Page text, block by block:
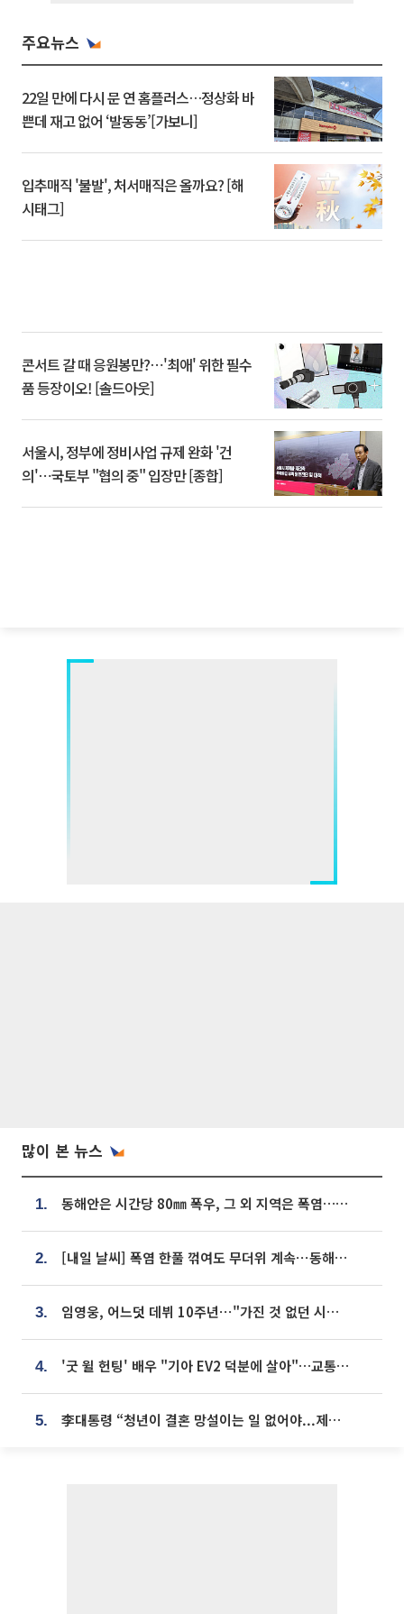
주요뉴스
22일 만에 다시 문 연 홈플러스…정상화 바
쁜데 재고 없어 ‘발동동’[가보니]
입추매직 '불발', 처서매직은 올까요? [해
시태그]
콘서트 갈 때 응원봉만?⋯'최애' 위한 필수
품 등장이오! [솔드아웃]
서울시, 정부에 정비사업 규제 완화 '건
의'⋯국토부 "협의 중" 입장만 [종합]
많이 본 뉴스
1. 동해안은 시간당 80㎜ 폭우, 그 외 지역은 폭염…‘극과 극 날씨’
2. [내일 날씨] 폭염 한풀 꺾여도 무더위 계속⋯동해안 이틀 연속 비
3. 임영웅, 어느덧 데뷔 10주년⋯"가진 것 없던 시절, 내 앞엔 20명의 팬뿐"
4. '굿 윌 헌팅' 배우 "기아 EV2 덕분에 살아"…교통사고 후 안전성 극찬
5. 李대통령 “청년이 결혼 망설이는 일 없어야...제도상 불이익 조사”